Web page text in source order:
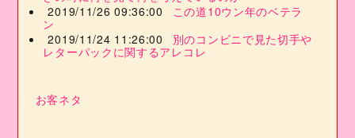
2019/11/26 09:36:00
この道10ウン年のベテラ
ン
2019/11/24 11:26:00
別のコンビニで見た切手や
レターパックに関するアレコレ
お客ネタ